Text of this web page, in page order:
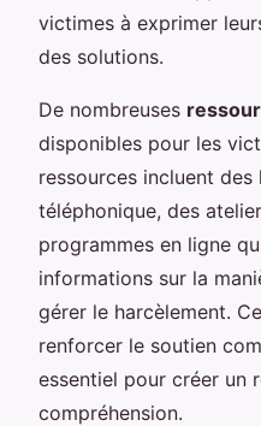
victimes à exprimer
des solutions.
De nombreuses
disponibles pour les
ressources incluent des
téléphonique, des
programmes en ligne
informations sur la
gérer le harcèlement.
renforcer le soutien
essentiel pour créer un
compréhension.